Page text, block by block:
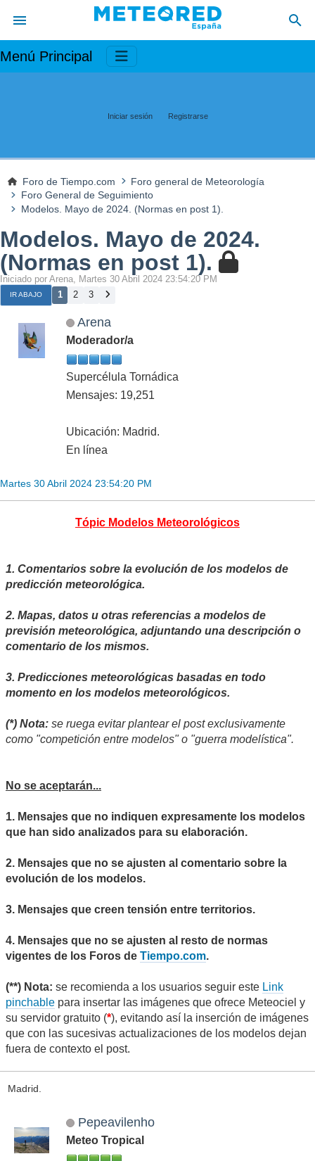
Menú Principal
Iniciar sesión Registrarse
Foro de Tiempo.com
Foro general de Meteorología
Foro General de Seguimiento
Modelos. Mayo de 2024. (Normas en post 1).
Modelos. Mayo de 2024.
(Normas en post 1).
Iniciado por Arena, Martes 30 Abril 2024 23:54:20 PM
IR ABAJO 1 2 3
Arena
Moderador/a
Supercélula Tornádica
Mensajes: 19,251
Ubicación: Madrid.
En línea
Martes 30 Abril 2024 23:54:20 PM
Tópic Modelos Meteorológicos
1. Comentarios sobre la evolución de los modelos de
predicción meteorológica.
2. Mapas, datos u otras referencias a modelos de
previsión meteorológica, adjuntando una descripción o
comentario de los mismos.
3. Predicciones meteorológicas basadas en todo
momento en los modelos meteorológicos.
(*) Nota: se ruega evitar plantear el post exclusivamente
como "competición entre modelos" o "guerra modelística".
No se aceptarán...
1. Mensajes que no indiquen expresamente los modelos
que han sido analizados para su elaboración.
2. Mensajes que no se ajusten al comentario sobre la
evolución de los modelos.
3. Mensajes que creen tensión entre territorios.
4. Mensajes que no se ajusten al resto de normas
vigentes de los Foros de Tiempo.com.
(**) Nota: se recomienda a los usuarios seguir este Link
pinchable para insertar las imágenes que ofrece Meteociel y
su servidor gratuito (*), evitando así la inserción de imágenes
que con las sucesivas actualizaciones de los modelos dejan
fuera de contexto el post.
Madrid.
Pepeavilenho
Meteo Tropical